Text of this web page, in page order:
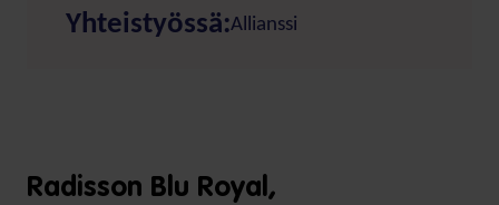
Yhteistyössä:Allianssi
Radisson Blu Royal,